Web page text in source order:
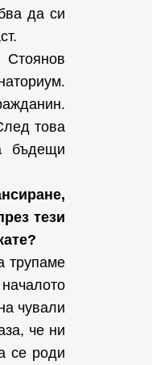
да си
това
бъдещи
тези
трупаме
чували
че ни
се роди